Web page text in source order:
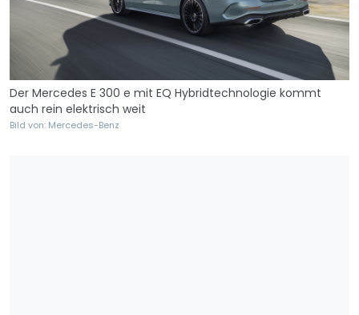
Der Mercedes E 300 e mit EQ Hybridtechnologie kommt
auch rein elektrisch weit
Bild von: Mercedes-Benz